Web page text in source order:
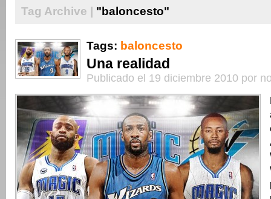
Tag Archive | "baloncesto"
Tags: baloncesto
Una realidad
Publicado el 19 diciembre 2010 por